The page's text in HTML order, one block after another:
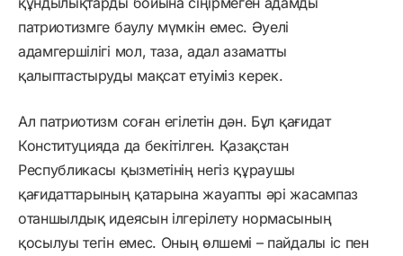
патриотизмге баулу мүмкін емес. Әуелі
адамгершілігі мол, таза, адал азаматты
қалыптастыруды мақсат етуіміз керек.
Ал патриотизм соған егілетін дән. Бұл қағидат
Конституцияда да бекітілген. Қазақстан
Республикасы қызметінің негіз құраушы
қағидаттарының қатарына жауапты әрі жасампаз
отаншылдық идеясын ілгерілету нормасының
қосылуы тегін емес. Оның өлшемі – пайдалы іс пен